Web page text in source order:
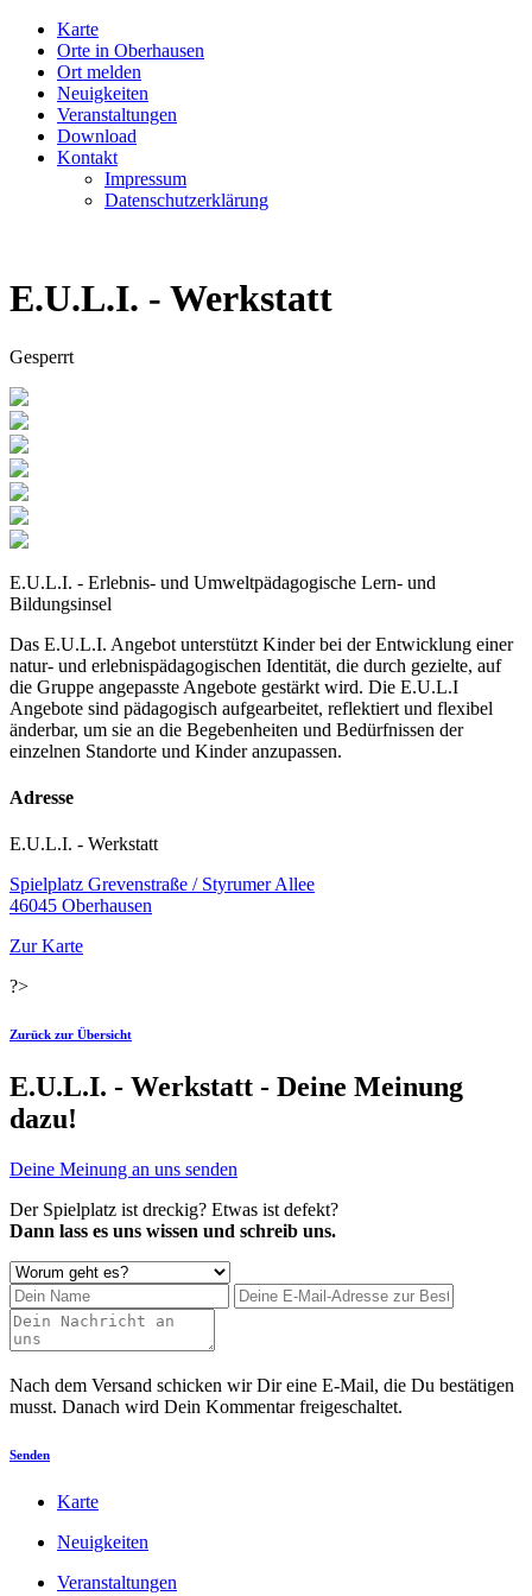
Karte
Orte in Oberhausen
Ort melden
Neuigkeiten
Veranstaltungen
Download
Kontakt
Impressum
Datenschutzerklärung
E.U.L.I. - Werkstatt
Gesperrt
E.U.L.I. - Erlebnis- und Umweltpädagogische Lern- und
Bildungsinsel
Das E.U.L.I. Angebot unterstützt Kinder bei der Entwicklung einer
natur- und erlebnispädagogischen Identität, die durch gezielte, auf
die Gruppe angepasste Angebote gestärkt wird. Die E.U.L.I
Angebote sind pädagogisch aufgearbeitet, reflektiert und flexibel
änderbar, um sie an die Begebenheiten und Bedürfnissen der
einzelnen Standorte und Kinder anzupassen.
Adresse
E.U.L.I. - Werkstatt
Spielplatz Grevenstraße / Styrumer Allee
46045 Oberhausen
Zur Karte
?>
Zurück zur Übersicht
E.U.L.I. - Werkstatt - Deine Meinung
dazu!
Deine Meinung an uns senden
Der Spielplatz ist dreckig? Etwas ist defekt?
Dann lass es uns wissen und schreib uns.
Nach dem Versand schicken wir Dir eine E-Mail, die Du bestätigen
musst. Danach wird Dein Kommentar freigeschaltet.
Senden
Karte
Neuigkeiten
Veranstaltungen